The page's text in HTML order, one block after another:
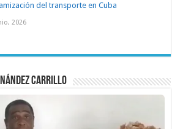
del transporte en Cuba
2026
Carrillo